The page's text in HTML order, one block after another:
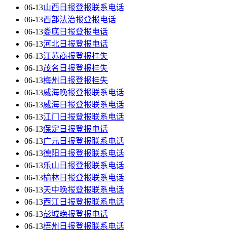
06-13山西日报登报联系电话
06-13西部法治报登报电话
06-13娄底日报登报电话
06-13河北日报登报电话
06-13江苏商报登报挂失
06-13茂名日报登报挂失
06-13梅州日报登报挂失
06-13威海晚报登报联系电话
06-13威海日报登报联系电话
06-13江门日报登报联系电话
06-13保定日报登报电话
06-13广元日报登报联系电话
06-13德阳日报登报联系电话
06-13乐山日报登报联系电话
06-13榆林日报登报联系电话
06-13天中晚报登报联系电话
06-13西江日报登报联系电话
06-13彭城晚报登报电话
06-13梧州日报登报联系电话